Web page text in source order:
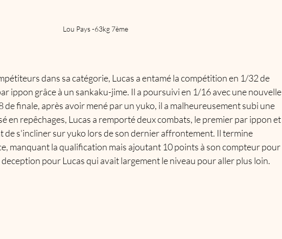
Lou Pays -63kg 7ème
dans sa catégorie, Lucas a entamé la compétition en 1/32 de
ippon grâce à un sankaku-jime. Il a poursuivi en 1/16 avec une nouvelle
de finale, après avoir mené par un yuko, il a malheureusement subi une
en repêchages, Lucas a remporté deux combats, le premier par ippon et
de s'incliner sur yuko lors de son dernier affrontement. Il termine
manquant la qualification mais ajoutant 10 points à son compteur pour
deception pour Lucas qui avait largement le niveau pour aller plus loin.